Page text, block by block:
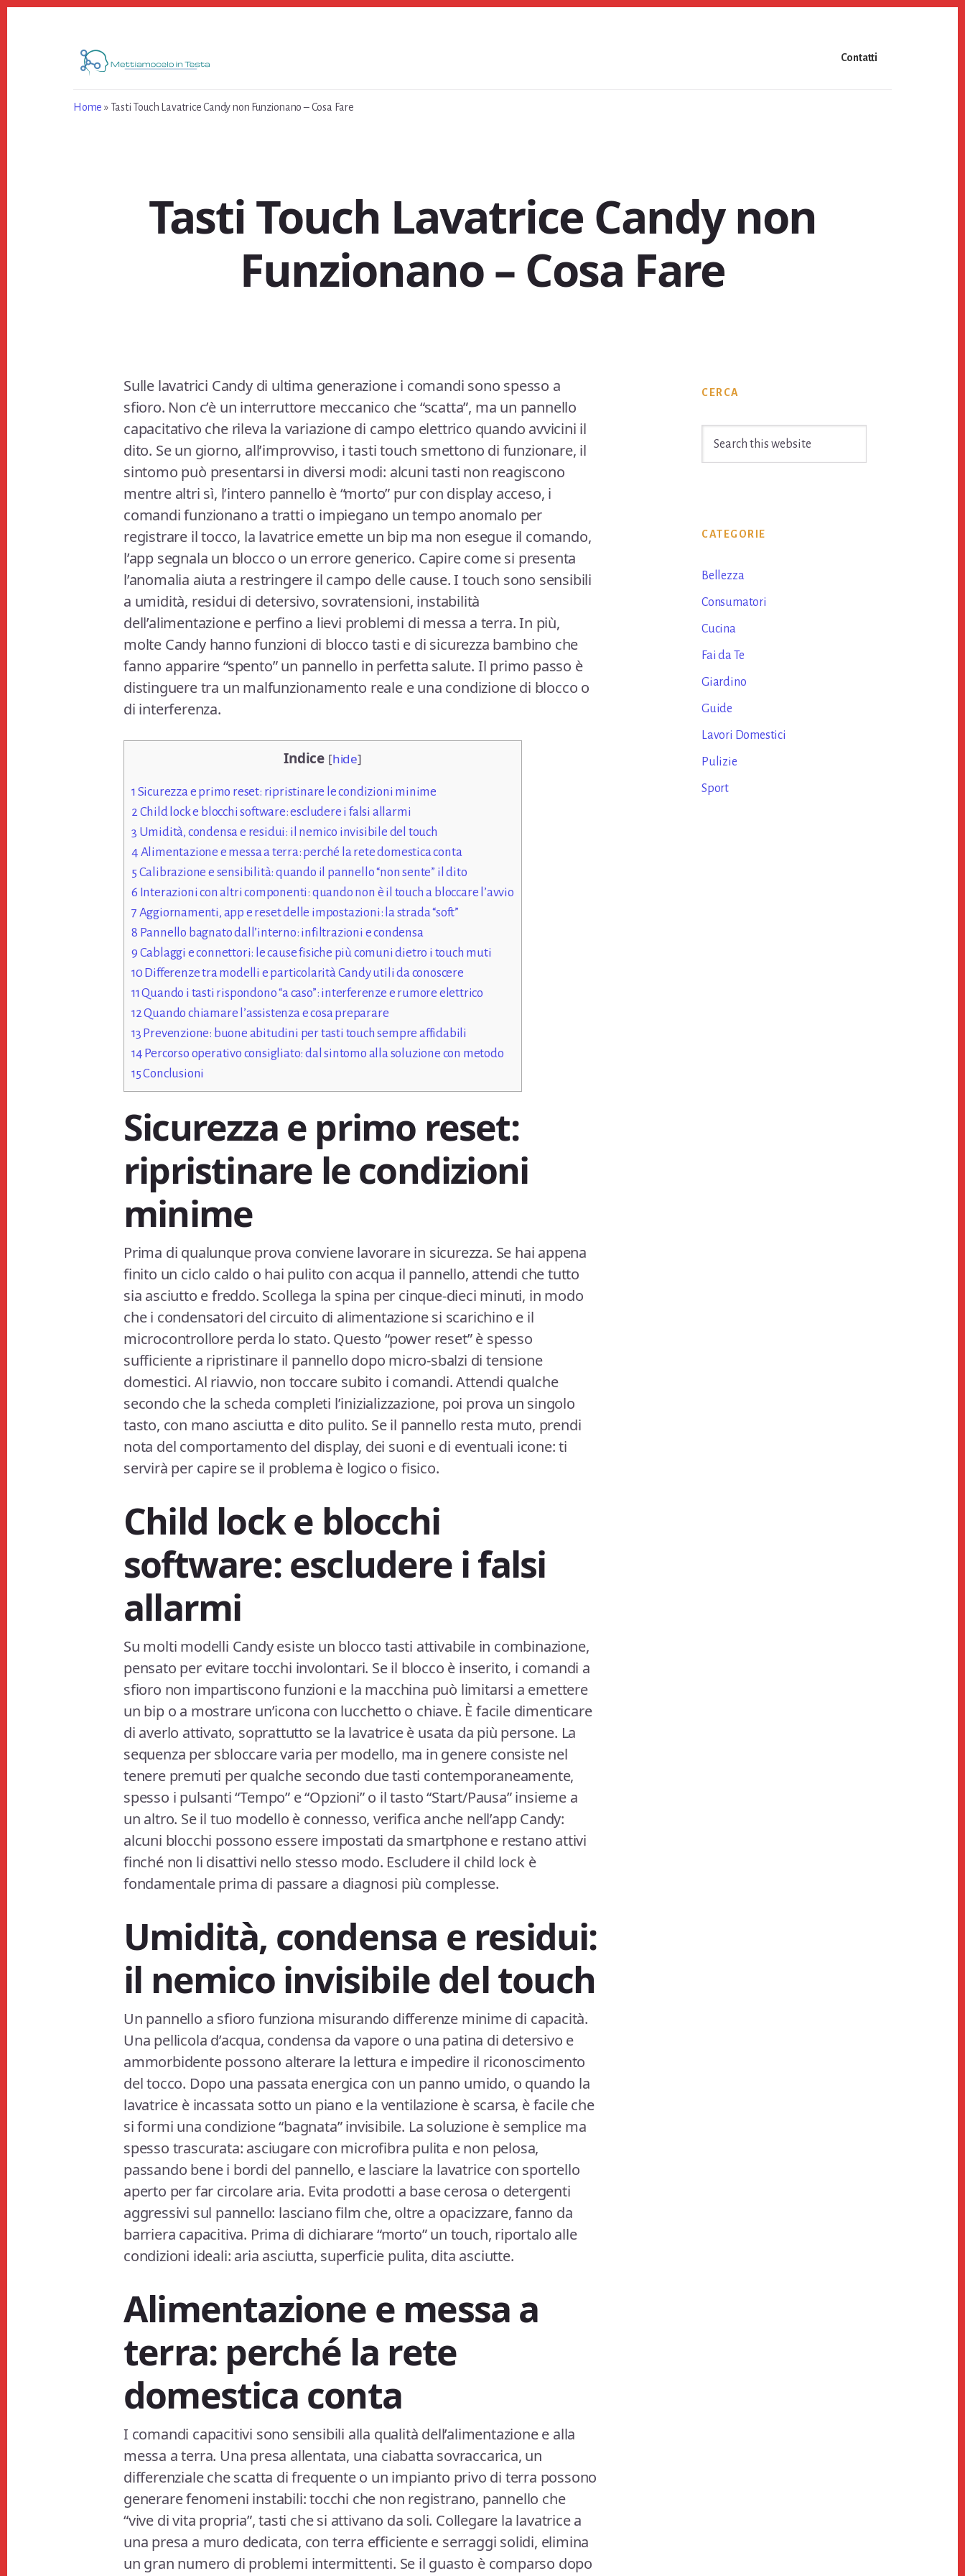
Contatti
Home » Tasti Touch Lavatrice Candy non Funzionano​ – Cosa Fare
Tasti Touch Lavatrice Candy non
Funzionano​ – Cosa Fare
Sulle lavatrici Candy di ultima generazione i comandi sono spesso a
sfioro. Non c’è un interruttore meccanico che “scatta”, ma un pannello
capacitativo che rileva la variazione di campo elettrico quando avvicini il
dito. Se un giorno, all’improvviso, i tasti touch smettono di funzionare, il
sintomo può presentarsi in diversi modi: alcuni tasti non reagiscono
mentre altri sì, l’intero pannello è “morto” pur con display acceso, i
comandi funzionano a tratti o impiegano un tempo anomalo per
registrare il tocco, la lavatrice emette un bip ma non esegue il comando,
l’app segnala un blocco o un errore generico. Capire come si presenta
l’anomalia aiuta a restringere il campo delle cause. I touch sono sensibili
a umidità, residui di detersivo, sovratensioni, instabilità
dell’alimentazione e perfino a lievi problemi di messa a terra. In più,
molte Candy hanno funzioni di blocco tasti e di sicurezza bambino che
fanno apparire “spento” un pannello in perfetta salute. Il primo passo è
distinguere tra un malfunzionamento reale e una condizione di blocco o
di interferenza.
Indice [hide]
1 Sicurezza e primo reset: ripristinare le condizioni minime
2 Child lock e blocchi software: escludere i falsi allarmi
3 Umidità, condensa e residui: il nemico invisibile del touch
4 Alimentazione e messa a terra: perché la rete domestica conta
5Calibrazione e sensibilità: quando il pannello “non sente” il dito
6 Interazioni con altri componenti: quando non è il touch a bloccare l’avvio
7 Aggiornamenti, app e reset delle impostazioni: la strada “soft”
8 Pannello bagnato dall’interno: infiltrazioni e condensa
9 Cablaggi e connettori: le cause fisiche più comuni dietro i touch muti
10 Differenze tra modelli e particolarità Candy utili da conoscere
11 Quando i tasti rispondono “a caso”: interferenze e rumore elettrico
12Quando chiamare l’assistenza e cosa preparare
13 Prevenzione: buone abitudini per tasti touch sempre affidabili
14 Percorso operativo consigliato: dal sintomo alla soluzione con metodo
15Conclusioni
Sicurezza e primo reset:
ripristinare le condizioni
minime
Prima di qualunque prova conviene lavorare in sicurezza. Se hai appena
finito un ciclo caldo o hai pulito con acqua il pannello, attendi che tutto
sia asciutto e freddo. Scollega la spina per cinque-dieci minuti, in modo
che i condensatori del circuito di alimentazione si scarichino e il
microcontrollore perda lo stato. Questo “power reset” è spesso
sufficiente a ripristinare il pannello dopo micro-sbalzi di tensione
domestici. Al riavvio, non toccare subito i comandi. Attendi qualche
secondo che la scheda completi l’inizializzazione, poi prova un singolo
tasto, con mano asciutta e dito pulito. Se il pannello resta muto, prendi
nota del comportamento del display, dei suoni e di eventuali icone: ti
servirà per capire se il problema è logico o fisico.
Child lock e blocchi
software: escludere i falsi
allarmi
Su molti modelli Candy esiste un blocco tasti attivabile in combinazione,
pensato per evitare tocchi involontari. Se il blocco è inserito, i comandi a
sfioro non impartiscono funzioni e la macchina può limitarsi a emettere
un bip o a mostrare un’icona con lucchetto o chiave. È facile dimenticare
di averlo attivato, soprattutto se la lavatrice è usata da più persone. La
sequenza per sbloccare varia per modello, ma in genere consiste nel
tenere premuti per qualche secondo due tasti contemporaneamente,
spesso i pulsanti “Tempo” e “Opzioni” o il tasto “Start/Pausa” insieme a
un altro. Se il tuo modello è connesso, verifica anche nell’app Candy:
alcuni blocchi possono essere impostati da smartphone e restano attivi
finché non li disattivi nello stesso modo. Escludere il child lock è
fondamentale prima di passare a diagnosi più complesse.
Umidità, condensa e residui:
il nemico invisibile del touch
Un pannello a sfioro funziona misurando differenze minime di capacità.
Una pellicola d’acqua, condensa da vapore o una patina di detersivo e
ammorbidente possono alterare la lettura e impedire il riconoscimento
del tocco. Dopo una passata energica con un panno umido, o quando la
lavatrice è incassata sotto un piano e la ventilazione è scarsa, è facile che
si formi una condizione “bagnata” invisibile. La soluzione è semplice ma
spesso trascurata: asciugare con microfibra pulita e non pelosa,
passando bene i bordi del pannello, e lasciare la lavatrice con sportello
aperto per far circolare aria. Evita prodotti a base cerosa o detergenti
aggressivi sul pannello: lasciano film che, oltre a opacizzare, fanno da
barriera capacitiva. Prima di dichiarare “morto” un touch, riportalo alle
condizioni ideali: aria asciutta, superficie pulita, dita asciutte.
Alimentazione e messa a
terra: perché la rete
domestica conta
I comandi capacitivi sono sensibili alla qualità dell’alimentazione e alla
messa a terra. Una presa allentata, una ciabatta sovraccarica, un
differenziale che scatta di frequente o un impianto privo di terra possono
generare fenomeni instabili: tocchi che non registrano, pannello che
“vive di vita propria”, tasti che si attivano da soli. Collegare la lavatrice a
una presa a muro dedicata, con terra efficiente e serraggi solidi, elimina
un gran numero di problemi intermittenti. Se il guasto è comparso dopo
Primary
Sidebar
CERCA
CATEGORIE
Bellezza
Consumatori
Cucina
Fai da Te
Giardino
Guide
Lavori Domestici
Pulizie
Sport